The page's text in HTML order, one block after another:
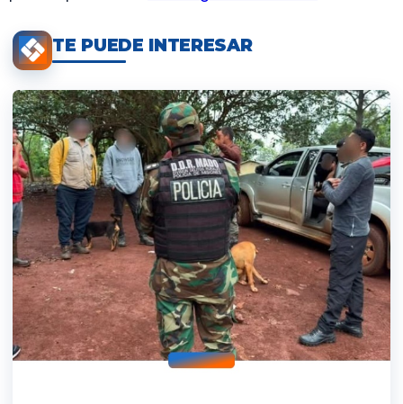
TE PUEDE INTERESAR